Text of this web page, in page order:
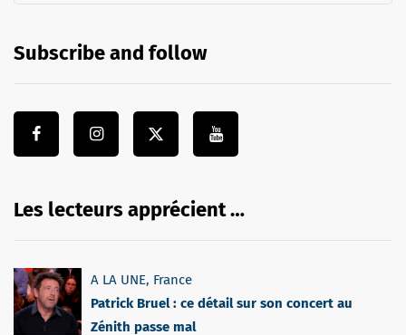
Subscribe and follow
Les lecteurs apprécient …
A LA UNE, France
Patrick Bruel : ce détail sur son concert au
Zénith passe mal